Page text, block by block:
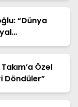
“Dünya
Özel
Döndüler”